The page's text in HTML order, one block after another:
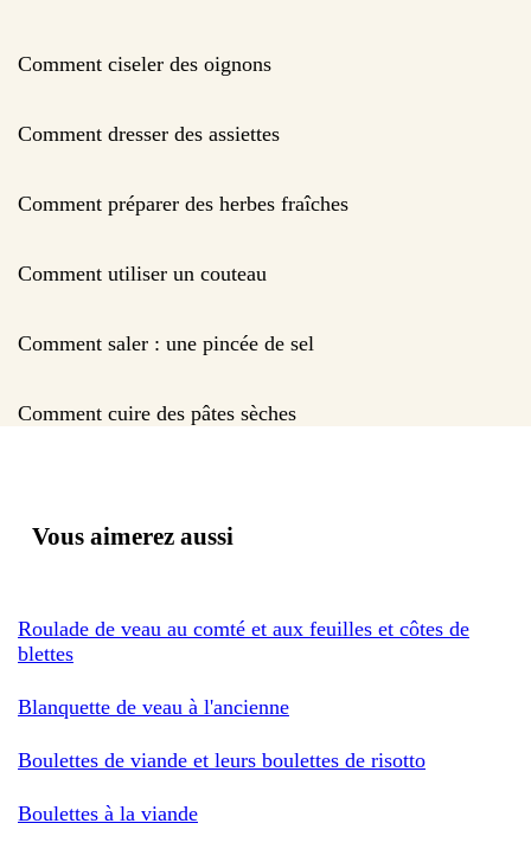
Comment ciseler des oignons
Comment dresser des assiettes
Comment préparer des herbes fraîches
Comment utiliser un couteau
Comment saler : une pincée de sel
Comment cuire des pâtes sèches
Vous aimerez aussi
Roulade de veau au comté et aux feuilles et côtes de
blettes
Blanquette de veau à l'ancienne
Boulettes de viande et leurs boulettes de risotto
Boulettes à la viande